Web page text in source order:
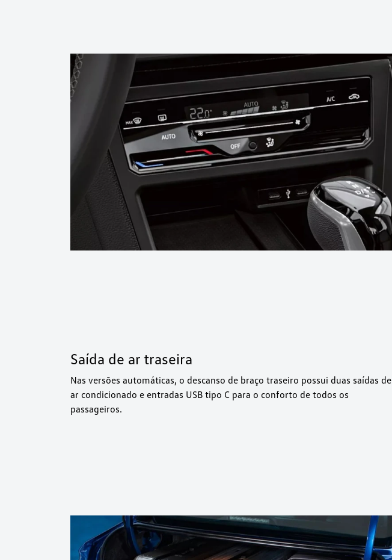
Saída de ar traseira
Nas versões automáticas, o descanso de braço traseiro possui duas saídas de
ar condicionado e entradas USB tipo C para o conforto de todos os
passageiros.